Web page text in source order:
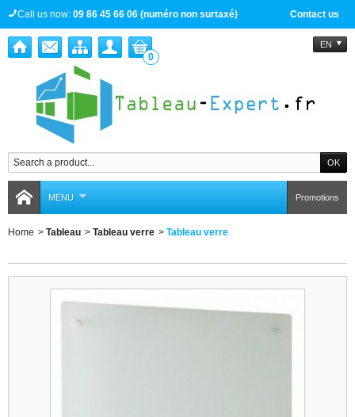
Contact us
Call us now: 09 86 45 66 06 (numéro non surtaxé)
EN
0
MENU Promotions
Home > Tableau > Tableau verre > Tableau verre